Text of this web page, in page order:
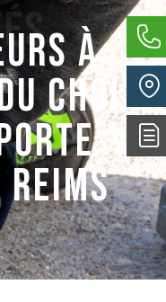
à
choix